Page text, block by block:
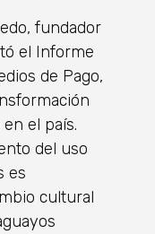
fundador
el Informe
de Pago,
el país.
del uso
es
cultural